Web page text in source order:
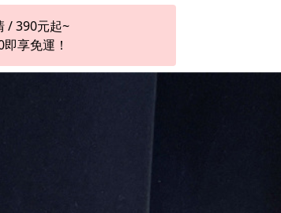
/ 390元起~
享免運！